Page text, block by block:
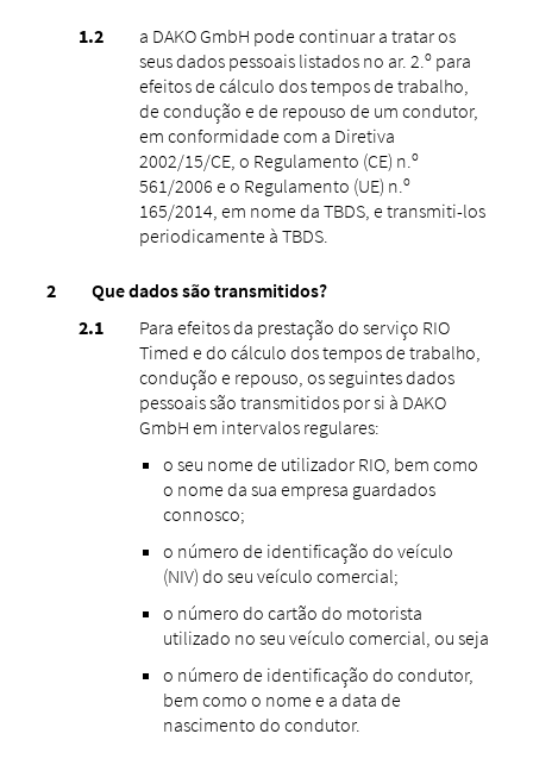
a DAKO GmbH pode continuar a tratar os
seus dados pessoais listados no ar. 2.º para
efeitos de cálculo dos tempos de trabalho,
de condução e de repouso de um condutor,
em conformidade com a Diretiva
2002/15/CE, o Regulamento (CE) n.º
561/2006 e o Regulamento (UE) n.º
165/2014, em nome da TBDS, e transmiti-los
periodicamente à TBDS.
Que dados são transmitidos?
Para efeitos da prestação do serviço RIO
Timed e do cálculo dos tempos de trabalho,
condução e repouso, os seguintes dados
pessoais são transmitidos por si à DAKO
GmbH em intervalos regulares:
o seu nome de utilizador RIO, bem como
o nome da sua empresa guardados
connosco;
o número de identificação do veículo
(NIV) do seu veículo comercial;
o número do cartão do motorista
utilizado no seu veículo comercial, ou seja
o número de identificação do condutor,
bem como o nome e a data de
nascimento do condutor.